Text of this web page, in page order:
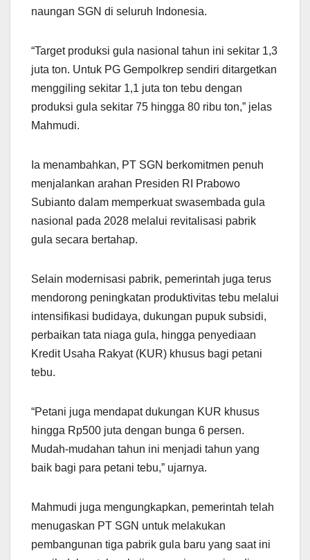
naungan SGN di seluruh Indonesia.
“Target produksi gula nasional tahun ini sekitar 1,3
juta ton. Untuk PG Gempolkrep sendiri ditargetkan
menggiling sekitar 1,1 juta ton tebu dengan
produksi gula sekitar 75 hingga 80 ribu ton,” jelas
Mahmudi.
Ia menambahkan, PT SGN berkomitmen penuh
menjalankan arahan Presiden RI Prabowo
Subianto dalam memperkuat swasembada gula
nasional pada 2028 melalui revitalisasi pabrik
gula secara bertahap.
Selain modernisasi pabrik, pemerintah juga terus
mendorong peningkatan produktivitas tebu melalui
intensifikasi budidaya, dukungan pupuk subsidi,
perbaikan tata niaga gula, hingga penyediaan
Kredit Usaha Rakyat (KUR) khusus bagi petani
tebu.
“Petani juga mendapat dukungan KUR khusus
hingga Rp500 juta dengan bunga 6 persen.
Mudah-mudahan tahun ini menjadi tahun yang
baik bagi para petani tebu,” ujarnya.
Mahmudi juga mengungkapkan, pemerintah telah
menugaskan PT SGN untuk melakukan
pembangunan tiga pabrik gula baru yang saat ini